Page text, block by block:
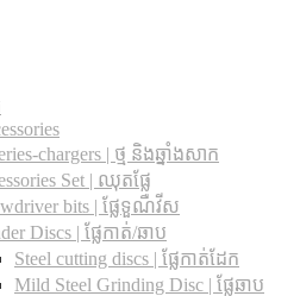
chargers | ថ្ម និងឆ្នាំងសាក
Set | ឈុតផ្លែ
bits | ផ្លែទួណឺវីស
Discs |​ ផ្លែកាត់/ឆាប
Steel cutting discs |​ ផ្លែកាត់ដែក
Mild Steel Grinding Disc | ផ្លែឆាប